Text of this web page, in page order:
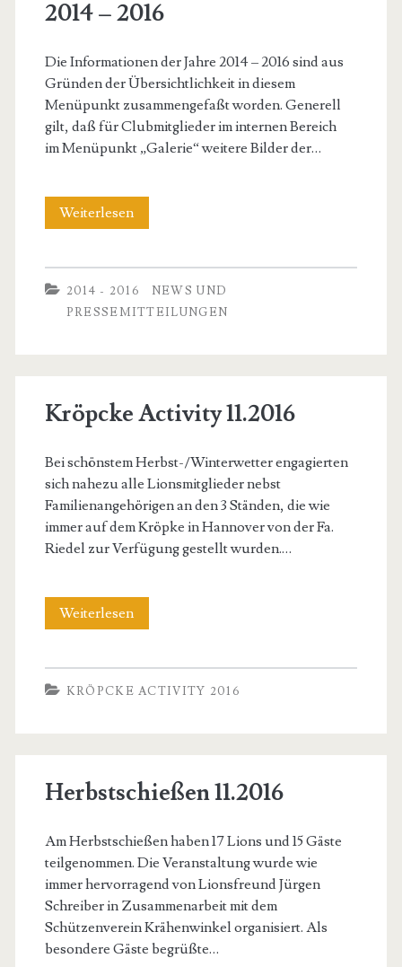
2016</span>
2014 – 2016
Die Informationen der Jahre 2014 – 2016 sind aus
Gründen der Übersichtlichkeit in diesem
Menüpunkt zusammengefaßt worden. Generell
gilt, daß für Clubmitglieder im internen Bereich
im Menüpunkt „Galerie“ weitere Bilder der…
Weiterlesen2014
2014 - 2016
NEWS UND
PRESSEMITTEILUNGEN
Kröpcke Activity 11.2016
Bei schönstem Herbst-/Winterwetter engagierten
sich nahezu alle Lionsmitglieder nebst
Familienangehörigen an den 3 Ständen, die wie
immer auf dem Kröpke in Hannover von der Fa.
Riedel zur Verfügung gestellt wurden.…
WeiterlesenKröpcke
KRÖPCKE ACTIVITY 2016
Herbstschießen 11.2016
Am Herbstschießen haben 17 Lions und 15 Gäste
teilgenommen. Die Veranstaltung wurde wie
immer hervorragend von Lionsfreund Jürgen
Schreiber in Zusammenarbeit mit dem
Schützenverein Krähenwinkel organisiert. Als
besondere Gäste begrüßte…